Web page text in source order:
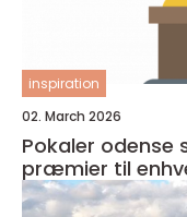
inspiration
02. March 2026
Pokaler odense sådan finder du de rette
præmier til